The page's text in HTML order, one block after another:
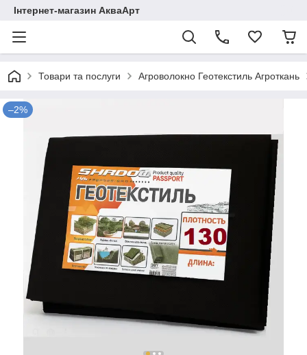
Інтернет-магазин АкваАрт
Товари та послуги Агроволокно Геотекстиль Агроткань
–2%